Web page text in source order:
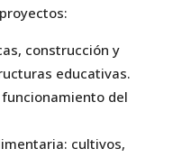
construcción y
educativas.
del
cultivos,